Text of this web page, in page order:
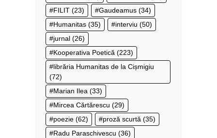
FILIT (23) Gaudeamus (34)
Humanitas (35) interviu (50)
jurnal (26)
Kooperativa Poetică (223)
librăria Humanitas de la Cișmigiu
(72)
Marian Ilea (33)
Mircea Cărtărescu (29)
poezie (62) proză scurtă (35)
Radu Paraschivescu (36)